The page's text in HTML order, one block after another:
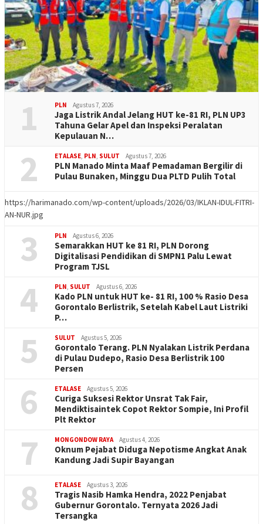
1 PLN Agustus 7, 2026
Jaga Listrik Andal Jelang HUT ke-81 RI, PLN UP3
Tahuna Gelar Apel dan Inspeksi Peralatan
Kepulauan N…
2 ETALASE, PLN, SULUT Agustus 7, 2026
PLN Manado Minta Maaf Pemadaman Bergilir di
Pulau Bunaken, Minggu Dua PLTD Pulih Total
https://harimanado.com/wp-content/uploads/2026/03/IKLAN-IDUL-FITRI-
AN-NUR.jpg
3 PLN Agustus 6, 2026
Semarakkan HUT ke 81 RI, PLN Dorong
Digitalisasi Pendidikan di SMPN1 Palu Lewat
Program TJSL
4 PLN, SULUT Agustus 6, 2026
Kado PLN untuk HUT ke- 81 RI, 100 % Rasio Desa
Gorontalo Berlistrik, Setelah Kabel Laut Listriki
P…
5 SULUT Agustus 5, 2026
Gorontalo Terang. PLN Nyalakan Listrik Perdana
di Pulau Dudepo, Rasio Desa Berlistrik 100
Persen
6 ETALASE Agustus 5, 2026
Curiga Suksesi Rektor Unsrat Tak Fair,
Mendiktisaintek Copot Rektor Sompie, Ini Profil
Plt Rektor
7 MONGONDOW RAYA Agustus 4, 2026
Oknum Pejabat Diduga Nepotisme Angkat Anak
Kandung Jadi Supir Bayangan
8 ETALASE Agustus 3, 2026
Tragis Nasib Hamka Hendra, 2022 Penjabat
Gubernur Gorontalo. Ternyata 2026 Jadi
Tersangka